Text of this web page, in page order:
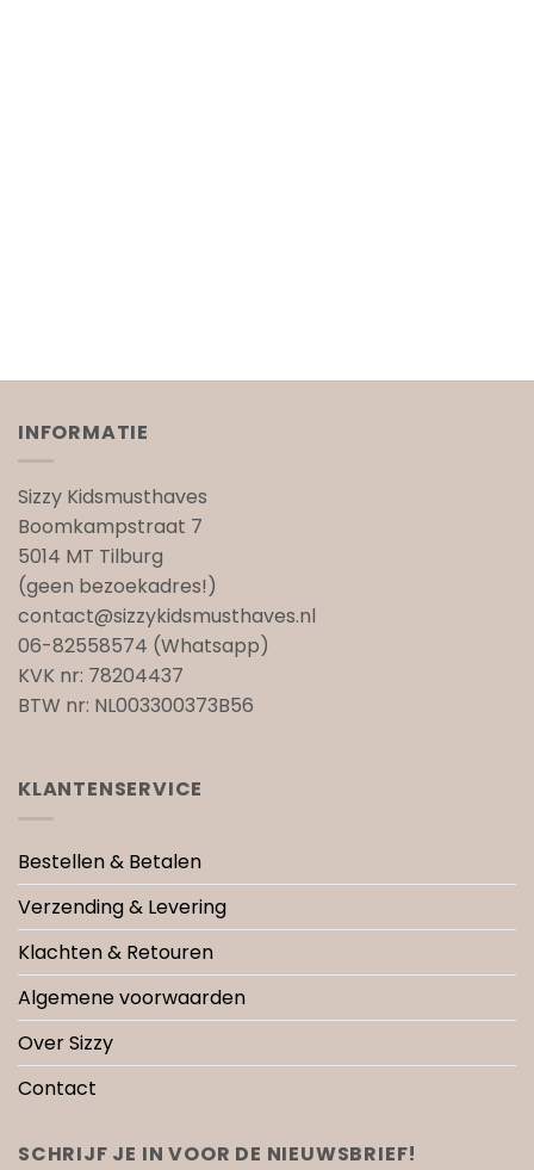
INFORMATIE
Sizzy Kidsmusthaves
Boomkampstraat 7
5014 MT Tilburg
(geen bezoekadres!)
contact@sizzykidsmusthaves.nl
06-82558574 (Whatsapp)
KVK nr: 78204437
BTW nr: NL003300373B56
KLANTENSERVICE
Bestellen & Betalen
Verzending & Levering
Klachten & Retouren
Algemene voorwaarden
Over Sizzy
Contact
SCHRIJF JE IN VOOR DE NIEUWSBRIEF!